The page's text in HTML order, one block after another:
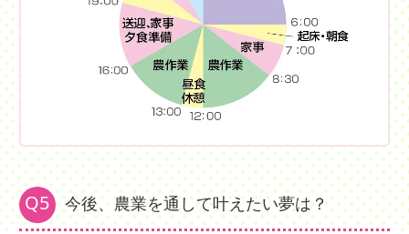
Q5 今後、農業を通して叶えたい夢は？